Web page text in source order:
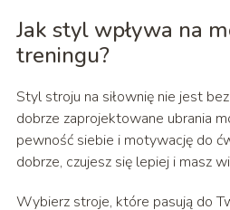
Jak styl wpływa na
treningu?
Styl stroju na siłownię nie jest
dobrze zaprojektowane ubrania
pewność siebie i motywację do
dobrze, czujesz się lepiej i masz
Wybierz stroje, które pasują do